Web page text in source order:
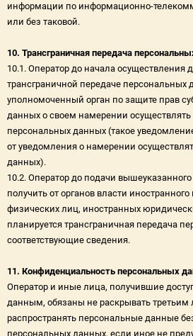
информации по информационно-
или без таковой.
10. Трансграничная передача
10.1. Оператор до начала осуществления
трансграничной передаче персональных
уполномоченный орган по защите прав
данных о своем намерении осуществлять
персональных данных (такое
от уведомления о намерении
данных).
10.2. Оператор до подачи
получить от органов власти
физических лиц, иностранных
планируется трансграничная передача
соответствующие сведения.
11. Конфиденциальность персональных
Оператор и иные лица, получившие
данным, обязаны не раскрывать третьим
распространять персональные данные
персональных данных, если иное не